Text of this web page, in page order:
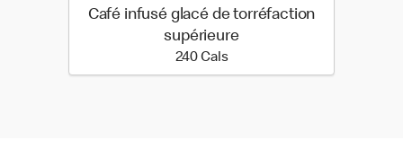
Café infusé glacé de torréfaction
supérieure
240 Cals240 calories